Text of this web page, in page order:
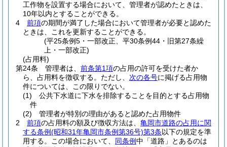
工作物を設置する場合において、管理者が認めたときは、
10年以内とすることができる。
4
前項の期間が満了した場合において管理者が必要と認めた
ときは、これを更新することができる。
(平25条例5・一部改正、平30条例44・旧第27条繰
上・一部改正)
(占用料)
第24条
管理者は、 前条第1項の占用の許可を受けた者か
ら、占用料を徴収する。 ただし、 次の各号に掲げる占用物
件については、この限りでない。
(1)
公共下水道に下水を排除することを目的とする占用物
件
(2)
管理者が特別の理由があると認めた占用物件
2
前項の占用料の額及び徴収方法は、 亀岡市道路の占用に関
する条例(昭和31年亀岡市条例第36号)第3条以下の規定を準
用する。
この場合において、 同条例中「道路」とあるのは